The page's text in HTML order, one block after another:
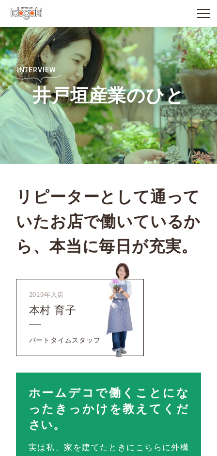
INTERVIEW
井戸垣産業のひと
リピーターとして通って
いたお店で働いているか
ら、本当に毎日が充実。
2019年入店
本村 育子
パートタイムスタッフ
ホームデコで働くことにな
ったきっかけを教えてくだ
さい。
実は私、家を建てたときにこちらに外構